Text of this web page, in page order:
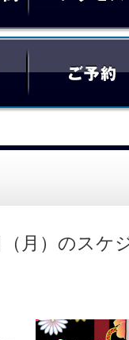
月）のスケ